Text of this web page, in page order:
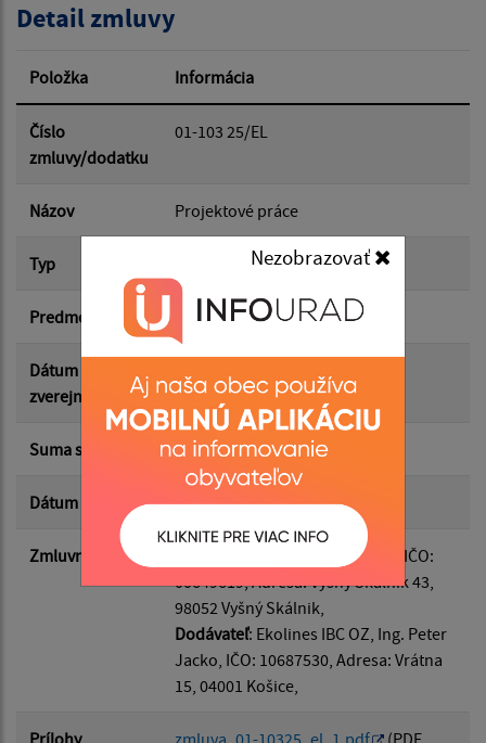
Nezobrazovať
Dátum od:
Dátum do:
Suma od:
Suma do:
Filtrovať Reset
Detail zmluvy
Položka Informácia
Číslo
zmluvy/dodatku
01-103 25/EL
Názov Projektové práce
Typ Hlavná zmluva
Predmet Projektové práce
Dátum
zverejnenia
Suma s DPH* 3 000.00 €
Dátum uzavretia 23.05.2025
Zmluvná strana
: Obec Vyšný Skálnik, IČO:
00649619, Adresa: Vyšný Skálnik 43,
98052 Vyšný Skálnik,
Dodávateľ: Ekolines IBC OZ, Ing. Peter
Jacko, IČO: 10687530, Adresa: Vrátna
15, 04001 Košice,